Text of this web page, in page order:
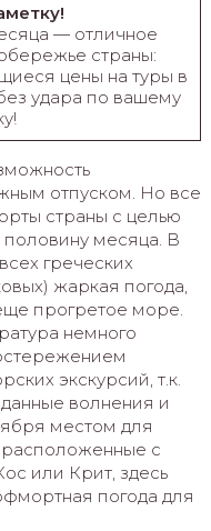
— отличное
страны:
цены на туры в
удара по вашему
отпуском. Но все
страны с целью
месяца. В
греческих
жаркая погода,
прогретое море.
немного
экскурсий, т.к.
волнения и
местом для
расположенные с
или Крит, здесь
погода для